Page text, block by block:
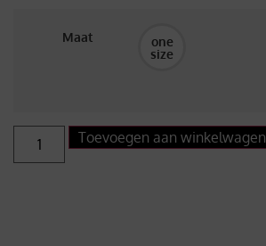
Maat one
size
Toevoegen aan winkelwagen